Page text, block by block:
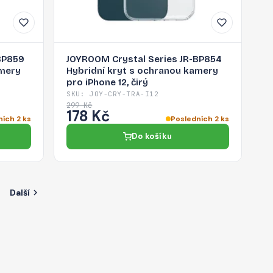
2 ks
JOYROOM Crystal Series JR-BP854
Hybridní kryt s ochranou kamery
pro iPhone 12, čirý
SKU: JOY-CRY-TRA-I12
299 Kč
178 Kč Posledních 2 ks
Do košíku
Další